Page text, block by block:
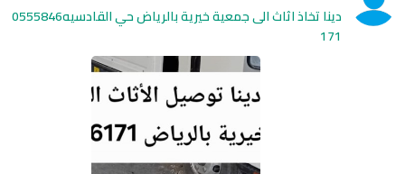
دينا تخاذ اثاث الى جمعية خيرية بالرياض حي القادسيه0555846
171